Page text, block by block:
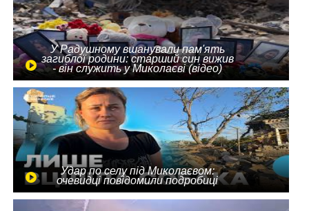
У Радушному вшанували пам'ять
загиблої родини: старший син вижив
- він служить у Миколаєві (відео)
Удар по селу під Миколаєвом:
очевидці повідомили подробиці